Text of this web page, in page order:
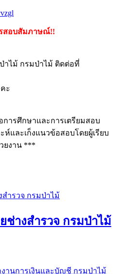
สอบสัมภาษณ์!!
าไม้ กรมป่าไม้ ติดต่อที่
ะ
ารศึกษาและการเตรียมสอบ
ห์และเก็งแนวข้อสอบโดยผู้เรียบ
ยงาน ***
ช่างสำรวจ กรมป่าไม้